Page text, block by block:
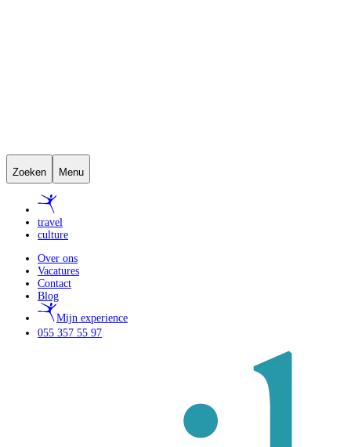
Zoeken Menu
travel
culture
Over ons
Vacatures
Contact
Blog
Mijn experience
055 357 55 97